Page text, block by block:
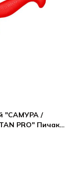
"САМУРА /
PRO" Пичак
галт.